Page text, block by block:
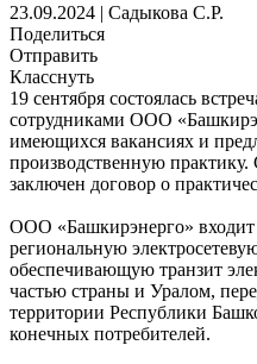
23.09.2024 | Садыкова С.Р.
Поделиться
Отправить
Класснуть
19 сентября состоялась
сотрудниками ООО
имеющихся вакансиях и
производственную
заключен договор о
ООО «Башкирэнерго»
региональную
обеспечивающую транзит
частью страны и Уралом,
территории Республики
конечных потребителей.